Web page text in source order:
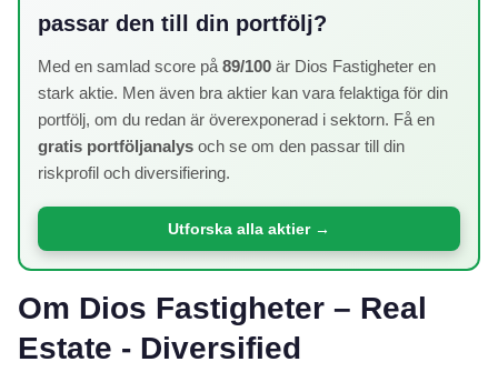
passar den till din portfölj?
Med en samlad score på 89/100 är Dios Fastigheter en
stark aktie. Men även bra aktier kan vara felaktiga för din
portfölj, om du redan är överexponerad i sektorn. Få en
gratis portföljanalys och se om den passar till din
riskprofil och diversifiering.
Utforska alla aktier →
Om Dios Fastigheter – Real
Estate - Diversified